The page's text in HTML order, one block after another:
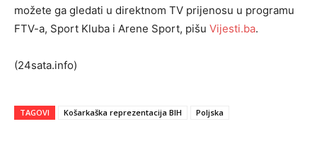
možete ga gledati u direktnom TV prijenosu u programu
FTV-a, Sport Kluba i Arene Sport, pišu Vijesti.ba.
(24sata.info)
TAGOVI Košarkaška reprezentacija BIH Poljska